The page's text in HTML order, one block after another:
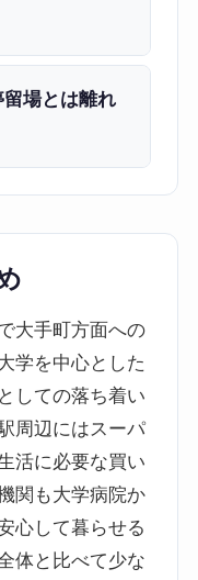
場とは離れ
大手町方面への
学を中心とした
しての落ち着い
周辺にはスーパ
活に必要な買い
関も大学病院か
心して暮らせる
体と比べて少な